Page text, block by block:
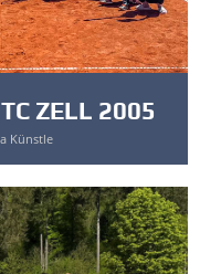
ZELL 2005
Künstle